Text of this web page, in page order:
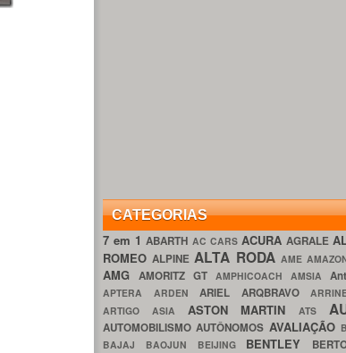
CATEGORIAS
7 em 1ABARTH AC CARS ACURA AGRALE
ROMEOALPINEALTA RODA AME
AMG AMORITZ GT AMPHICOACH AMSIA
APTERA ARDEN ARIEL ARQBRAVO
ARTIGO ASIA ASTON MARTINATS
AUTOMOBILISMOAUTÔNOMOS AVALIAÇÃO
BAJAJ BAOJUN BEIJING BENTLEY